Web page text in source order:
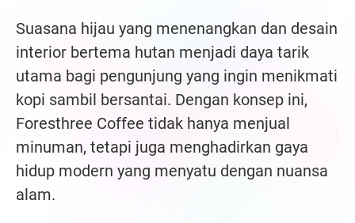
Suasana hijau yang menenangkan dan desain
interior bertema hutan menjadi daya tarik
utama bagi pengunjung yang ingin menikmati
kopi sambil bersantai. Dengan konsep ini,
Foresthree Coffee tidak hanya menjual
minuman, tetapi juga menghadirkan gaya
hidup modern yang menyatu dengan nuansa
alam.